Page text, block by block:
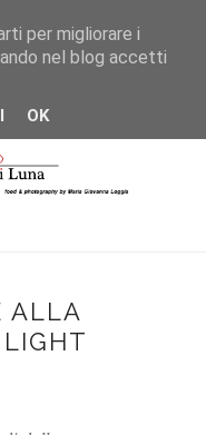
ALLA
per migliorare i
nel blog accetti
OK